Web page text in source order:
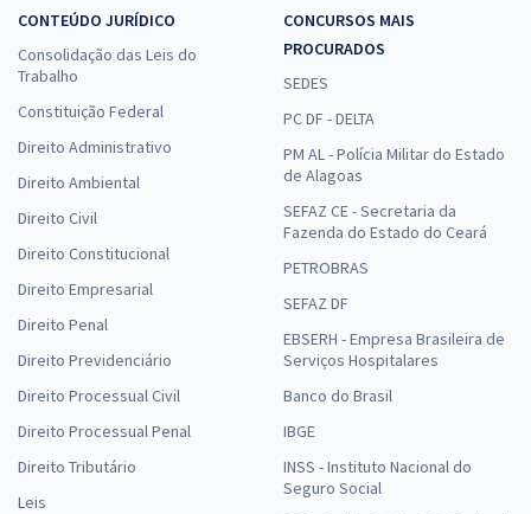
CONTEÚDO JURÍDICO
Consolidação das Leis do
Trabalho
Constituição Federal
Direito Administrativo
Direito Ambiental
Direito Civil
Direito Constitucional
Direito Empresarial
Direito Penal
Direito Previdenciário
Direito Processual Civil
Direito Processual Penal
Direito Tributário
Leis
CONCURSOS MAIS
PROCURADOS
SEDES
PC DF - DELTA
PM AL - Polícia Militar do Estado
de Alagoas
SEFAZ CE - Secretaria da
Fazenda do Estado do Ceará
PETROBRAS
SEFAZ DF
EBSERH - Empresa Brasileira de
Serviços Hospitalares
Banco do Brasil
IBGE
INSS - Instituto Nacional do
Seguro Social